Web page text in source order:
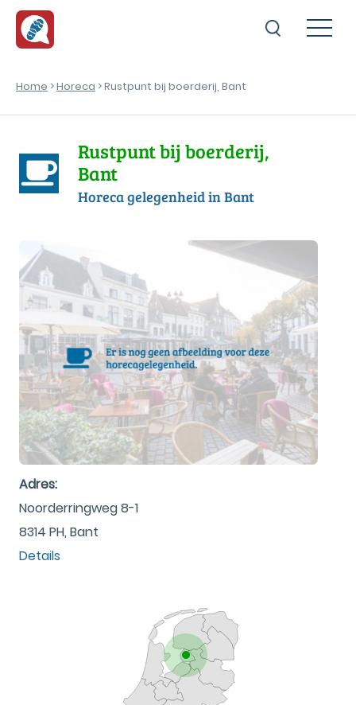
Home >Horeca > Rustpunt bij boerderij, Bant
Rustpunt bij boerderij,
Bant
Horeca gelegenheid in Bant
Adres:
Noorderringweg 8-1
8314 PH, Bant
Details